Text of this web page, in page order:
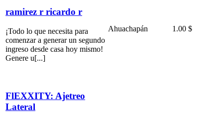
ramirez r ricardo r
¡Todo lo que necesita para
comenzar a generar un segundo
ingreso desde casa hoy mismo!
Genere u[...]
Ahuachapán 1.00 $
FlEXXITY: Ajetreo
Lateral